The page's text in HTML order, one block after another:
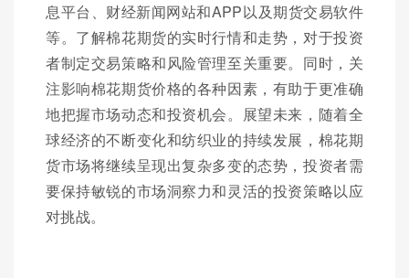
息平台、财经新闻网站和APP以及期货交易软件
等。了解棉花期货的实时行情和走势，对于投资
者制定交易策略和风险管理至关重要。同时，关
注影响棉花期货价格的各种因素，有助于更准确
地把握市场动态和投资机会。展望未来，随着全
球经济的不断变化和纺织业的持续发展，棉花期
货市场将继续呈现出复杂多变的态势，投资者需
要保持敏锐的市场洞察力和灵活的投资策略以应
对挑战。